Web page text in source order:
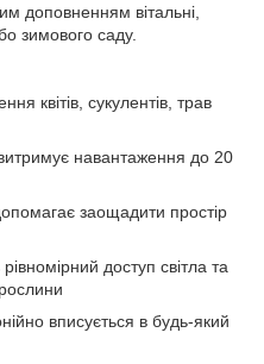
доповненням вітальні,
зимового саду.
квітів, сукулентів, трав
навантаження до 20
заощадити простір
доступ світла та
вписується в будь-який